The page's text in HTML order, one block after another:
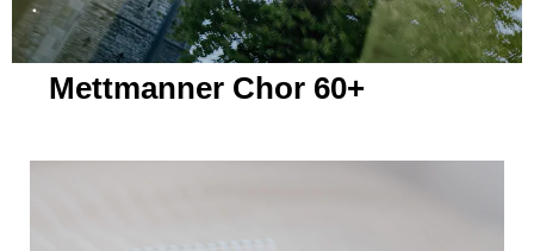
Mettmanner Chor 60+